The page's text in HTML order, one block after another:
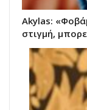
Akylas:
στιγμή,